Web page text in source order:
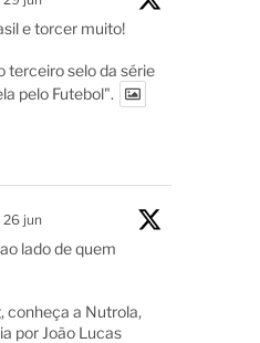
e torcer muito!
terceiro selo da série
pelo Futebol".
26 jun
lado de quem
conheça a Nutrola,
por João Lucas